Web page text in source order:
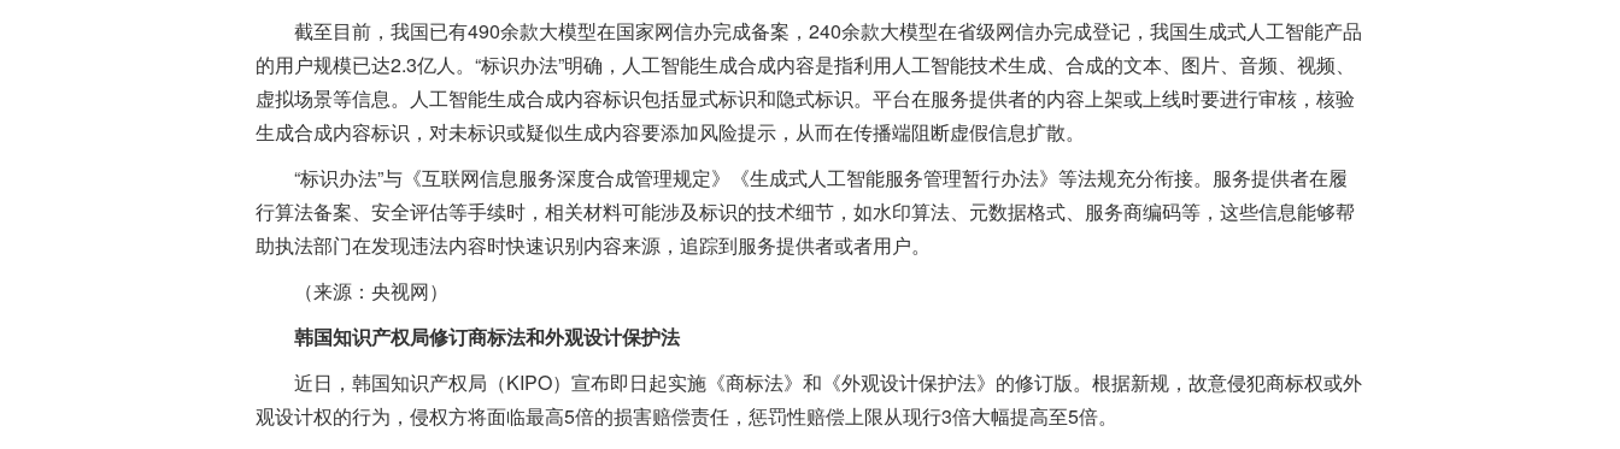
截至目前，我国已有490余款大模型在国家网信办完成备案，240余款大模型在省级网信办完成登记，我国生成式人工智能产品
的用户规模已达2.3亿人。“标识办法”明确，人工智能生成合成内容是指利用人工智能技术生成、合成的文本、图片、音频、视频、
虚拟场景等信息。人工智能生成合成内容标识包括显式标识和隐式标识。平台在服务提供者的内容上架或上线时要进行审核，核验
生成合成内容标识，对未标识或疑似生成内容要添加风险提示，从而在传播端阻断虚假信息扩散。
“标识办法”与《互联网信息服务深度合成管理规定》《生成式人工智能服务管理暂行办法》等法规充分衔接。服务提供者在履
行算法备案、安全评估等手续时，相关材料可能涉及标识的技术细节，如水印算法、元数据格式、服务商编码等，这些信息能够帮
助执法部门在发现违法内容时快速识别内容来源，追踪到服务提供者或者用户。
（来源：央视网）
韩国知识产权局修订商标法和外观设计保护法
近日，韩国知识产权局（KIPO）宣布即日起实施《商标法》和《外观设计保护法》的修订版。根据新规，故意侵犯商标权或外
观设计权的行为，侵权方将面临最高5倍的损害赔偿责任，惩罚性赔偿上限从现行3倍大幅提高至5倍。